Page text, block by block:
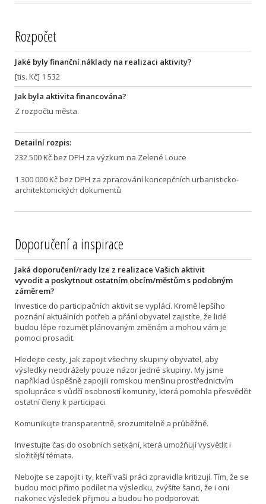
Rozpočet
Jaké byly finanční náklady na realizaci aktivity?
[tis. Kč] 1 532
Jak byla aktivita financována?
Z rozpočtu města.
Detailní rozpis:
232 500 Kč bez DPH za výzkum na Zelené Louce
1 300 000 Kč bez DPH za zpracování koncepčních urbanisticko-
architektonických dokumentů
Doporučení a inspirace
Jaká doporučení/rady lze z realizace Vašich aktivit
vyvodit a poskytnout ostatním obcím/městům s podobným
záměrem?
Investice do participačních aktivit se vyplácí. Kromě lepšího
poznání aktuálních potřeb a přání obyvatel zajistíte, že lidé
budou lépe rozumět plánovaným změnám a mohou vám je
pomoci prosadit.
Hledejte cesty, jak zapojit všechny skupiny obyvatel, aby
výsledky neodrážely pouze názor jedné skupiny. My jsme
například úspěšně zapojili romskou menšinu prostřednictvím
spolupráce s vůdčí osobností komunity, která pomohla přesvědčit
ostatní členy k participaci.
Komunikujte transparentně, srozumitelně a průběžně.
Investujte čas do osobních setkání, která umožňují vysvětlit i
složitější témata.
Nebojte se zapojit i ty, kteří vaši práci zpravidla kritizují. Tím, že se
budou moci přímo podílet na výsledku, zvýšíte šanci, že i oni
nakonec výsledek přijmou a budou ho podporovat.